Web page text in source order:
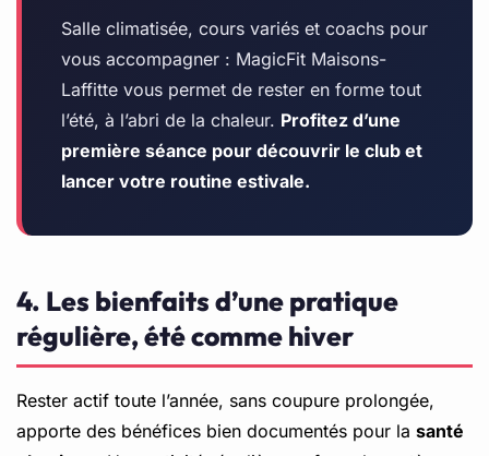
Salle climatisée, cours variés et coachs pour
vous accompagner : MagicFit Maisons-
Laffitte vous permet de rester en forme tout
l’été, à l’abri de la chaleur. Profitez d’une
première séance pour découvrir le club et
lancer votre routine estivale.
4. Les bienfaits d’une pratique
régulière, été comme hiver
Rester actif toute l’année, sans coupure prolongée,
apporte des bénéfices bien documentés pour la santé